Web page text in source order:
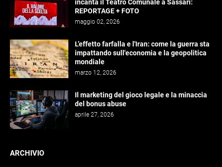
incanta il Teatro Comunale a Sassari:
REPORTAGE + FOTO
maggio 02, 2026
L’effetto farfalla e l'Iran: come la guerra sta
impattando sull'economia e la geopolitica
mondiale
marzo 12, 2026
Il marketing del gioco legale e la minaccia
del bonus abuse
aprile 27, 2026
ARCHIVIO